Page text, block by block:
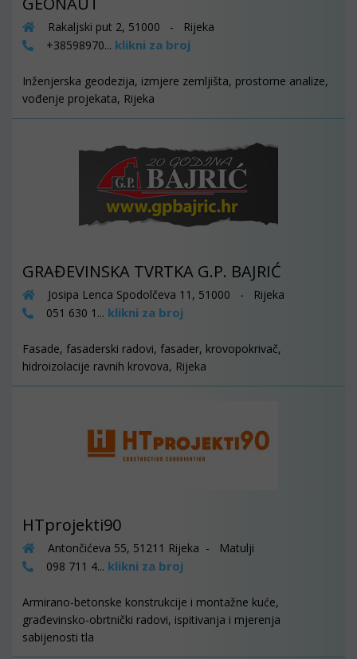
Rakaljski put 2, 51000 - Rijeka
+38598970... klikni za broj
Inženjerska geodezija, izmjere zemljišta, prostorne analize,
vođenje projekata, Rijeka
GRAĐEVINSKA TVRTKA G.P. BAJRIĆ
Josipa Lenca Spodolčeva 11, 51000 - Rijeka
051 630 1... klikni za broj
Fasade, fasaderski radovi, fasader, krovopokrivač,
hidroizolacije ravnih krovova, Rijeka
HTprojekti90
Antončićeva 55, 51211 Rijeka - Matulji
098 711 4... klikni za broj
Armirano-betonske konstrukcije i montažne kuće,
građevinsko-obrtnički radovi, ispitivanja i mjerenja
sabijenosti tla